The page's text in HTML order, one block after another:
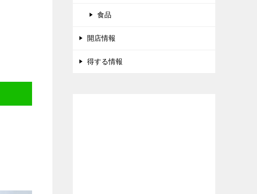
食品
開店情報
得する情報